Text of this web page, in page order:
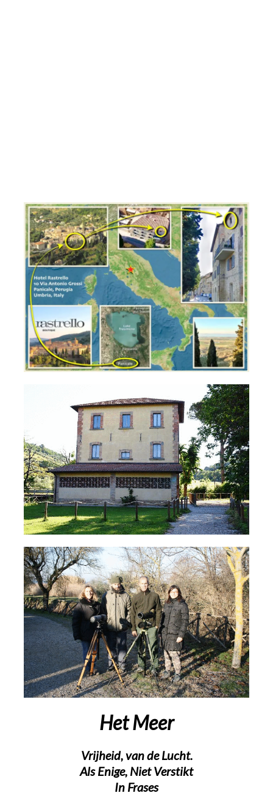
Het Meer
Vrijheid, van de Lucht.
Als Enige, Niet Verstikt
In Frases